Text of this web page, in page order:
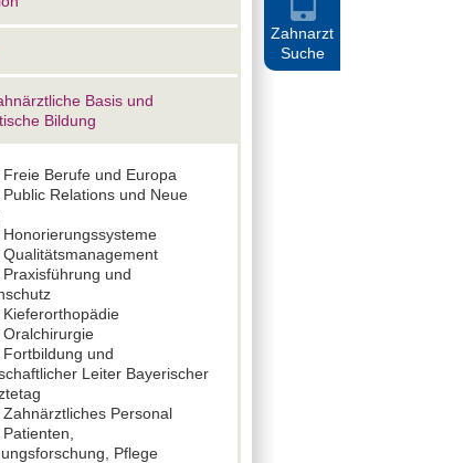
Zahnarzt
Suche
Basis und
Bildung
Freie Berufe und Europa
Relations und Neue
Honorierungssysteme
Qualitätsmanagement
und
Kieferorthopädie
Oralchirurgie
und
Leiter Bayerischer
Zahnärztliches Personal
Pflege